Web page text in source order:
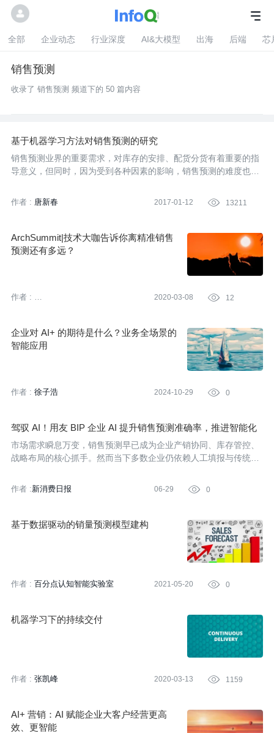
全部 企业动态 行业深度 AI&大模型 出海 后端 芯
销售预测
收录了 销售预测 频道下的 50 篇内容
基于机器学习方法对销售预测的研究
销售预测业界的重要需求，对库存的安排、配货分货有着重要的指
导意义，但同时，因为受到各种因素的影响，销售预测的难度也非
先，研究、比较了不同的机器学习和统计学习方法，如线性回归、
随机森林、决策树、xgboost、时间序列等方法，对商品销售进行
和相应的优缺点，再次，结合百分点在企业项目上的实际案例来解
读销售预测，最后，对销售预测的发展方向做了一定的展望。
作者 : 唐新春 2017-01-12  13211
ArchSummit|技术大咖告诉你离精准销售
预测还有多远？
作者 :
2020-03-08  12
企业对 AI+ 的期待是什么？业务全场景的
智能应用
作者 : 徐子浩 2024-10-29  0
驾驭 AI！用友 BIP 企业 AI 提升销售预测准确率，推进智能化
升级
市场需求瞬息万变，销售预测早已成为企业产销协同、库存管控、
战略布局的核心抓手。然而当下多数企业仍依赖人工填报与传统统
算法精准度不足、偏差复盘无闭环等难题，无法适配动态化市场竞
作者 :新消费日报 06-29  0
基于数据驱动的销量预测模型建构
作者 : 百分点认知智能实验室 2021-05-20  0
机器学习下的持续交付
作者 : 张凯峰 2020-03-13  1159
AI+ 营销：AI 赋能企业大客户经营更高
效、更智能